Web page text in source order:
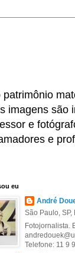
imagens são
e
e
eu
André
São Paulo, SP,
Fotojornalista.
Telefone: 11 9